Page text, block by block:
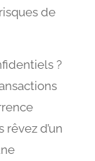
de
?
d’un